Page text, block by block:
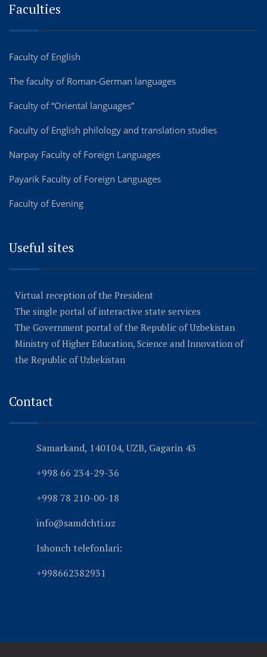
Faculties
Faculty of English
The faculty of Roman-German languages
Faculty of “Oriental languages”
Faculty of English philology and translation studies
Narpay Faculty of Foreign Languages
Payarik Faculty of Foreign Languages
Faculty of Evening
Useful sites
Virtual reception of the President
The single portal of interactive state services
The Government portal of the Republic of Uzbekistan
Ministry of Higher Education, Science and Innovation of
the Republic of Uzbekistan
Contact
Samarkand, 140104, UZB, Gagarin 43
+998 66 234-29-36
+998 78 210-00-18
info@samdchti.uz
Ishonch telefonlari:
+998662382931